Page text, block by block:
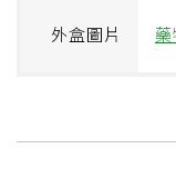
外盒圖片